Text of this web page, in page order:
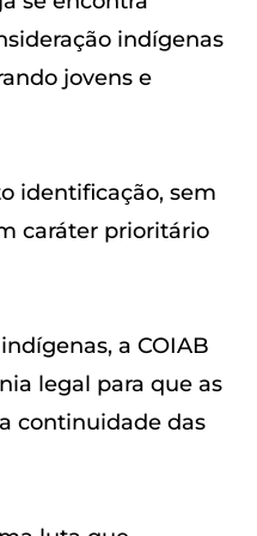
indígenas
jovens e
identificação, sem
caráter prioritário
a COIAB
legal para que as
continuidade das